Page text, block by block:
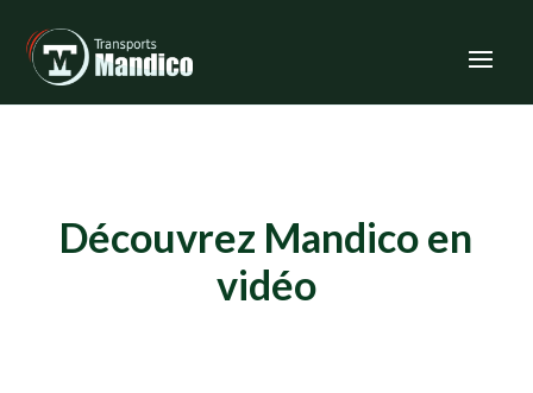
Découvrez Mandico en
vidéo